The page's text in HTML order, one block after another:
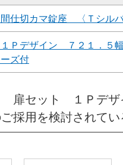
切カマ錠座 〈Ｔシルバ
デザイン ７２１．５
ズ付
扉セット １Ｐデ
用を検討されてい